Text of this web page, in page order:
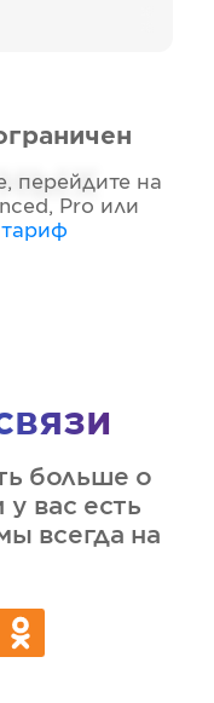
перейдите на
Pro или
больше о
вас есть
всегда на